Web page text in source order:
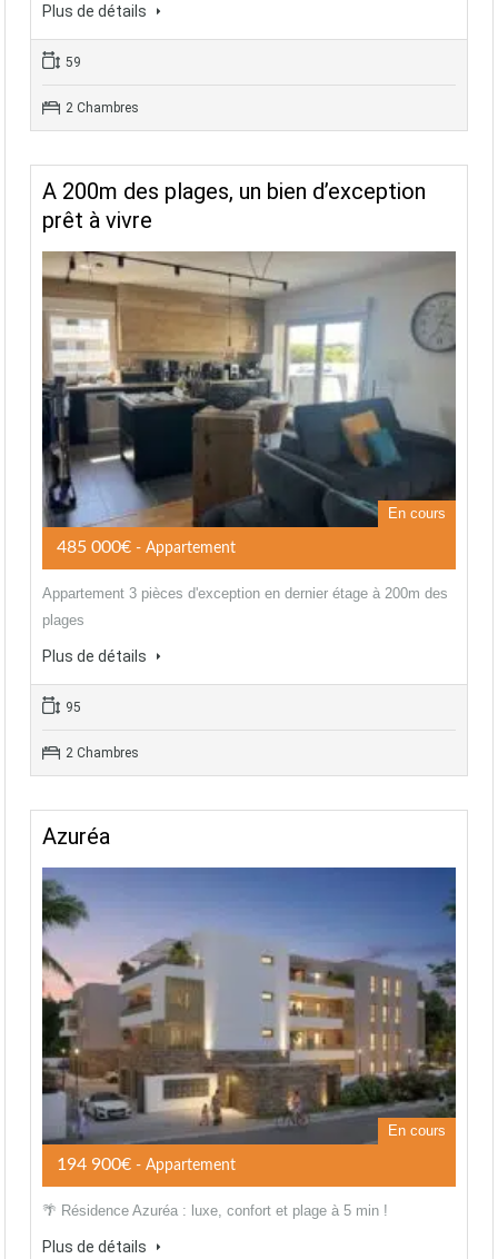
Plus de détails
59
2 Chambres
A 200m des plages, un bien d’exception
prêt à vivre
En cours
485 000€ - Appartement
Appartement 3 pièces d'exception en dernier étage à 200m des
plages
Plus de détails
95
2 Chambres
Azuréa
En cours
194 900€ - Appartement
🌴 Résidence Azuréa : luxe, confort et plage à 5 min !
Plus de détails